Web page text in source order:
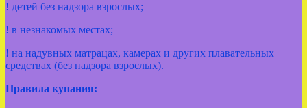
! детей без надзора взрослых;
! в незнакомых местах;
! на надувных матрацах, камерах и других плавательных
средствах (без надзора взрослых).
Правила купания: